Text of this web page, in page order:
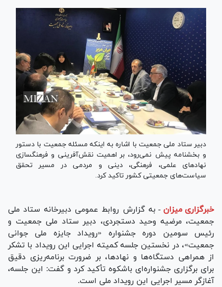
دبیر ستاد ملی جمعیت با اشاره به اینکه مسئله جمعیت با دستور
و بخشنامه پیش نمی‌رود، بر اهمیت نقش‌آفرینی و فرهنگسازی
نهاد‌های علمی، فرهنگی، دینی و مردمی در مسیر تحقق
سیاست‌های جمعیتی کشور تاکید کرد.
خبرگزاری میزان - به گزارش روابط عمومی دبیرخانه ستاد ملی
جمعیت، مرضیه وحید دستجردی، دبیر ستاد ملی جمعیت و
رئیس سومین دوره جشنواره «رویداد جایزه ملی جوانی
جمعیت»، در نخستین جلسه کمیته اجرایی این رویداد با تشکر
از همراهی دستگاه‌ها و نهادها، بر ضرورت برنامه‌ریزی دقیق
برای برگزاری جشنواره‌ای باشکوه تأکید کرد و گفت: این جلسه،
آغازگر مسیر اجرایی این رویداد ملی است.